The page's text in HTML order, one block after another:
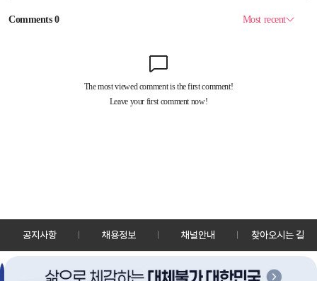
공지사항 채용정보 채널안내 찾아오시는 길
30128 세종특별자치시 정부2청사로 13 한국정책방송원 KTV